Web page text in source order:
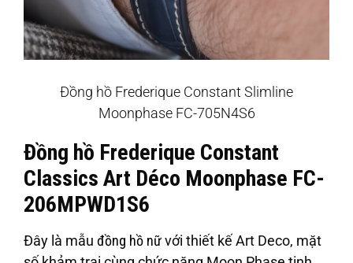
Đồng hồ Frederique Constant Slimline
Moonphase FC-705N4S6
Đồng hồ Frederique Constant
Classics Art Déco Moonphase FC-
206MPWD1S6
Đây là mẫu đồng hồ nữvới thiết kế Art Deco, mặt